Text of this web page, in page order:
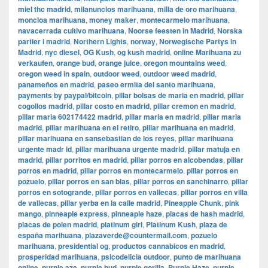
miel thc madrid, milanuncios marihuana, milla de oro marihuana,
moncloa marihuana, money maker, montecarmelo marihuana,
navacerrada cultivo marihuana, Noorse feesten in Madrid, Norska
partier i madrid, Northern Lights, norway, Norwegische Partys in
Madrid, nyc diesel, OG Kush, og kush madrid, online Marihuana zu
verkaufen, orange bud, orange juice, oregon mountains weed,
oregon weed in spain, outdoor weed, outdoor weed madrid,
panameños en madrid, paseo ermita del santo marihuana,
payments by paypal/bitcoin, pillar bolsas de maria en madrid, pillar
cogollos madrid, pillar costo en madrid, pillar cremon en madrid,
pillar maria 602174422 madrid, pillar maria en madrid, pillar maria
madrid, pillar marihuana en el retiro, pillar marihuana en madrid,
pillar marihuana en sansebastian de los reyes, pillar marihuana
urgente madr id, pillar marihuana urgente madrid, pillar matuja en
madrid, pillar porritos en madrid, pillar porros en alcobendas, pillar
porros en madrid, pillar porros en montecarmelo, pillar porros en
pozuelo, pillar porros en san blas, pillar porros en sanchinarro, pillar
porros en sotogrande, pillar porros en vallecas, pillar porros en villa
de vallecas, pillar yerba en la calle madrid, Pineapple Chunk, pink
mango, pinneaple express, pinneaple haze, placas de hash madrid,
placas de polen madrid, platinum girl, Platinum Kush, plaza de
españa marihuana, plazaverde@countermail.com, pozuelo
marihuana, presidential og, productos cannabicos en madrid,
prosperidad marihuana, psicodelicia outdoor, punto de marihuana